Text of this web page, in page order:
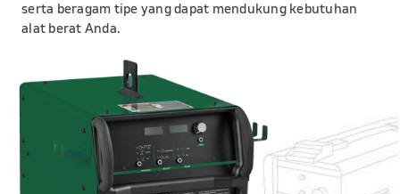
serta beragam tipe yang dapat mendukungkebutuhan
alat berat Anda.